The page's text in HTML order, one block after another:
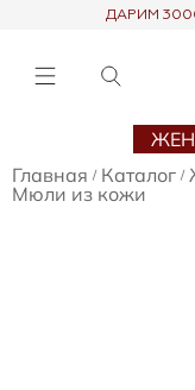
ДАРИМ
Главная / Каталог /
Мюли из кожи